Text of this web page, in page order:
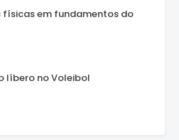
físicas em fundamentos do
líbero no Voleibol